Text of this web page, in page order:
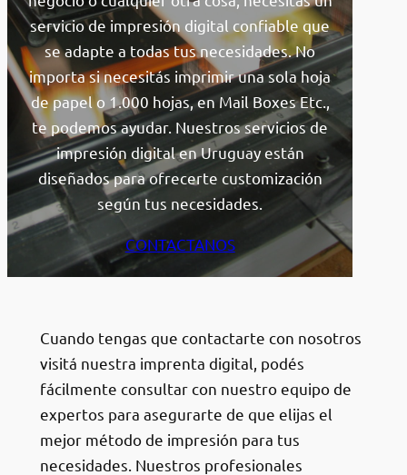
servicio de impresión digital confiable que
se adapte a todas tus necesidades. No
importa si necesitás imprimir una sola hoja
de papel o 1.000 hojas, en Mail Boxes Etc.,
te podemos ayudar. Nuestros servicios de
impresión digital en Uruguay están
diseñados para ofrecerte customización
según tus necesidades.
CONTACTANOS
Cuando tengas que contactarte con nosotros
visitá nuestra imprenta digital, podés
fácilmente consultar con nuestro equipo de
expertos para asegurarte de que elijas el
mejor método de impresión para tus
necesidades. Nuestros profesionales